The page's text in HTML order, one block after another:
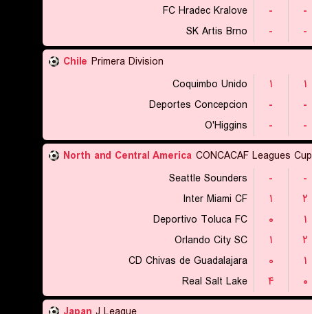
FC Hradec Kralove
- -
SK Artis Brno
- -
Chile Primera Division
Coquimbo Unido
۱ ۱
Deportes Concepcion
- -
O'Higgins
- -
North and Central America CONCACAF Leagues Cup
Seattle Sounders
- -
Inter Miami CF
۱ ۲
Deportivo Toluca FC
۰ ۱
Orlando City SC
۱ ۲
CD Chivas de Guadalajara
۰ ۱
Real Salt Lake
۴ ۰